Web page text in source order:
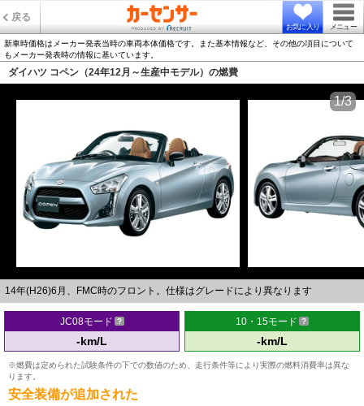
戻る
お気に入り メニュー
新車時価格はメーカー発表当時の車両本体価格です。また基本情報など、その他の項目について
もメーカー発表時の情報に基いています。
ダイハツ コペン（24年12月～生産中モデル）の燃費
14年(H26)6月、FMC時のフロント。仕様はグレードにより異なります
1/3
JC08モード
-km/L
10・15モード
-km/L
※燃費は定められた試験条件の下での数値のため、走行条件等により実際の燃料消費率は異な
ります。
安全装備が追加された